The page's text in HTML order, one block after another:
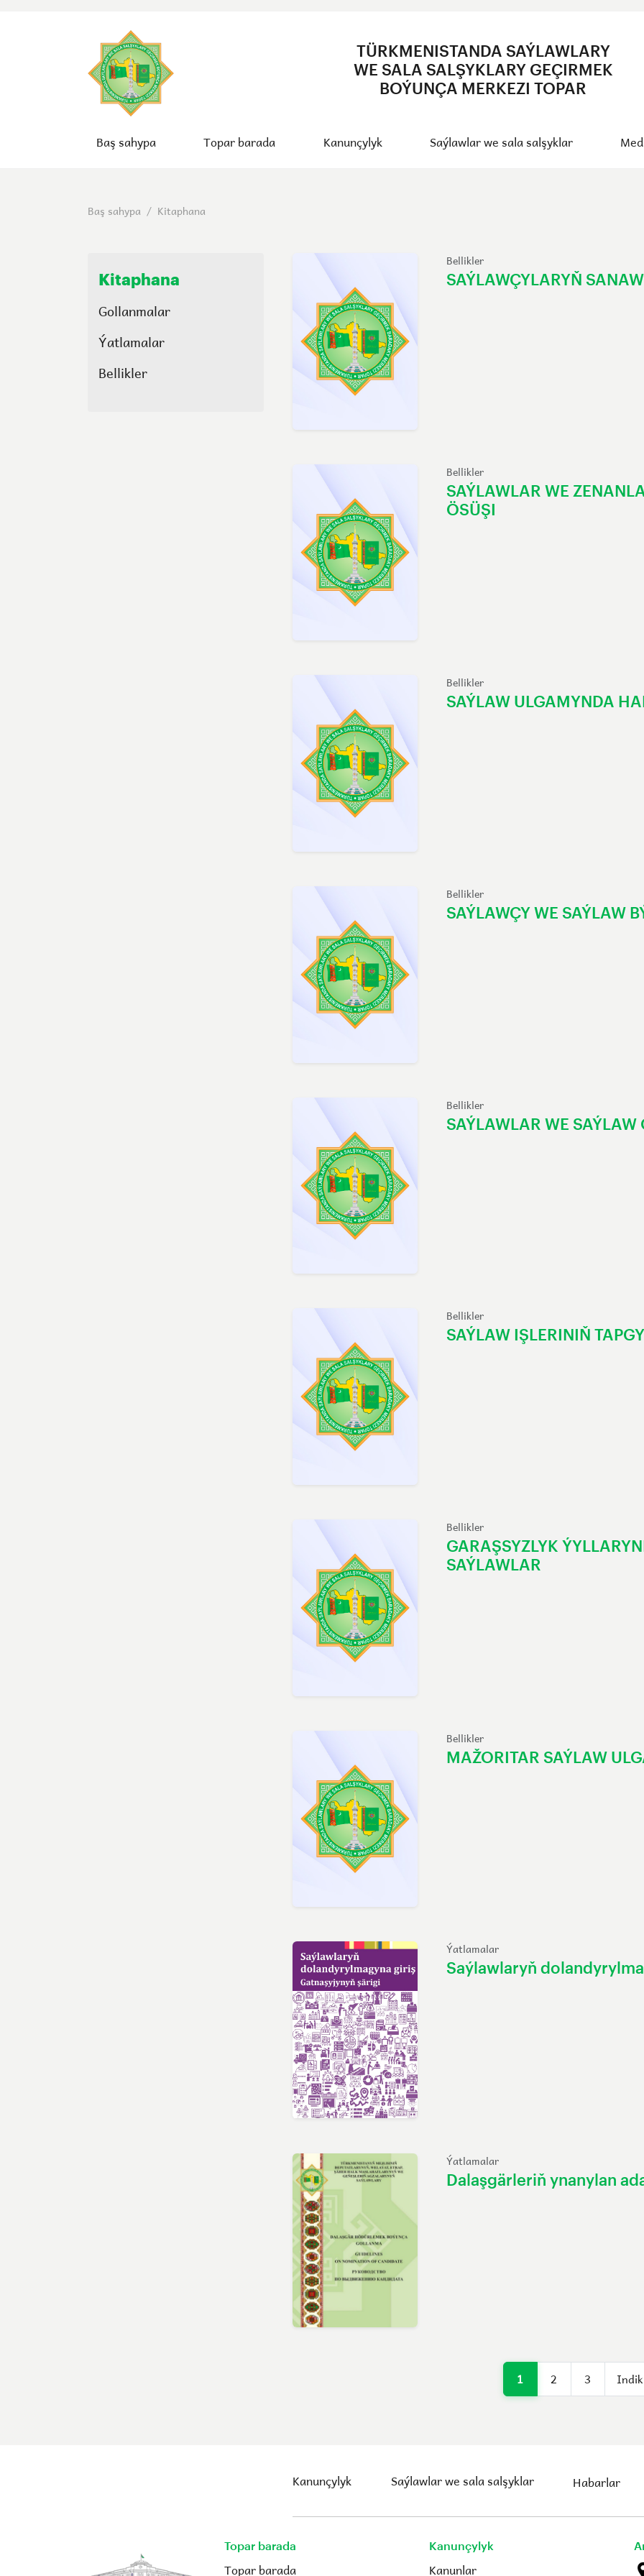
TÜRKMENISTANDA SAÝLAWLARY
WE SALA SALŞYKLARY GEÇIRMEK
BOÝUNÇA MERKEZI TOPAR
Baş sahypa Topar barada Kanunçylyk Saýlawlar we sala salşyklar
Baş sahypa / Kitaphana
Kitaphana
Gollanmalar
Ýatlamalar
Bellikler
Bellikler
SAÝLAWÇYLARYŇ
Bellikler
SAÝLAWLAR WE
ÖSÜŞI
Bellikler
SAÝLAW ULGAMYNDA
Bellikler
SAÝLAWÇY WE SAÝLAW
Bellikler
SAÝLAWLAR WE SAÝLAW
Bellikler
SAÝLAW IŞLERINIŇ
Bellikler
GARAŞSYZLYK
SAÝLAWLAR
Bellikler
MAŽORITAR SAÝLAW
Ýatlamalar
Saýlawlaryň
Ýatlamalar
Dalaşgärleriň ynanylan
1 2 3
Kanunçylyk Saýlawlar we sala salşyklar Habarlar
Topar barada
Topar barada
Kanunçylyk
Kanunlar